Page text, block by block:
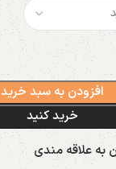
افزودن به سبد خرید
خرید کنید
به علاقه مندی